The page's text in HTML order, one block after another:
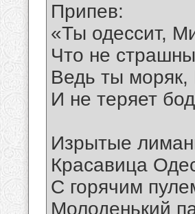
Припев:
«Ты одессит,
Что не
Ведь ты
И не теряет
Изрытые
Красавица
С горячим
Молоденький